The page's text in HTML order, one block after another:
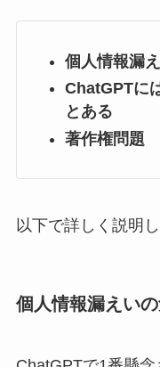
個人情報漏
ChatGPTに
とある
著作権問題
以下で詳しく説明
個人情報漏えい